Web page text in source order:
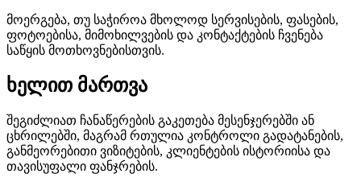
მოერგება, თუ საჭიროა მხოლოდ სერვისების, ფასების,
ფოტოებისა, მიმოხილვების და კონტაქტების ჩვენება
საწყის მოთხოვნებისთვის.
ხელით მართვა
შეგიძლიათ ჩანაწერების გაკეთება მესენჯერებში ან
ცხრილებში, მაგრამ რთულია კონტროლი გადატანების,
განმეორებითი ვიზიტების, კლიენტების ისტორიისა და
თავისუფალი ფანჯრების.